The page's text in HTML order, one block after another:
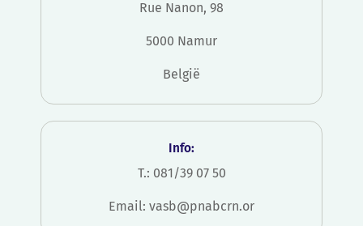
Rue Nanon, 98
5000 Namur
België
Info:
T.: 081/39 07 50
Email: vasb@pnabcrn.or